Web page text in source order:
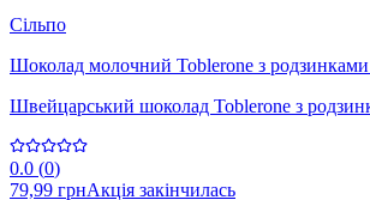
Сільпо
Шоколад молочний Toblerone з
Швейцарський шоколад Toblerone з
0.0 (0)
79,99 грнАкція закінчилась